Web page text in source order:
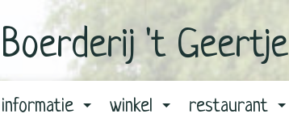
Boerderij 't Geertje
informatie winkel restaurant